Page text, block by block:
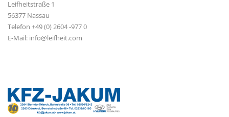
Leifheitstraße 1
56377 Nassau
Telefon +49 (0) 2604 -977 0
E-Mail: info@leifheit.com